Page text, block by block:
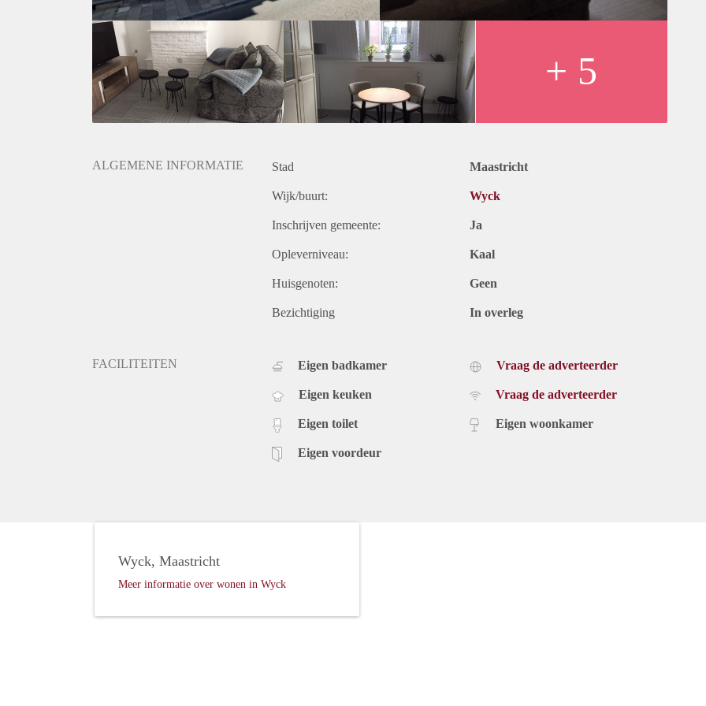
+ 5
ALGEMENE INFORMATIE Stad Maastricht
Wijk/buurt: Wyck
Inschrijven gemeente: Ja
Opleverniveau: Kaal
Huisgenoten: Geen
Bezichtiging In overleg
FACILITEITEN Eigen badkamer
Eigen keuken
Eigen toilet
Eigen voordeur
Vraag de adverteerder
Vraag de adverteerder
Eigen woonkamer
Wyck, Maastricht
Meer informatie over wonen in Wyck